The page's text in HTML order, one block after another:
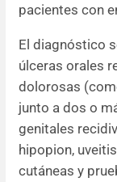
pacientes con
El diagnóstico
úlceras orales
dolorosas
junto a dos o
genitales
hipopion,
cutáneas y